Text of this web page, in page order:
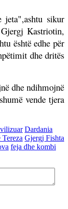
jeta",ashtu sikur
Kastriotin,
është edhe për
dhe dritës
dhe ndihmojnë
vende tjera
Dardania
Tereza Gjergj Fishta
feja dhe kombi